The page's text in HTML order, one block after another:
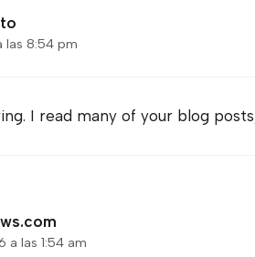
las 8:54 pm
I read many of your blog
a las 1:54 am